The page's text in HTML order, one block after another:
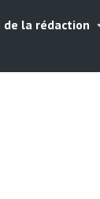
de la rédaction